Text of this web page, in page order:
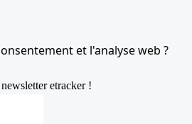
et l'analyse web ?
etracker !